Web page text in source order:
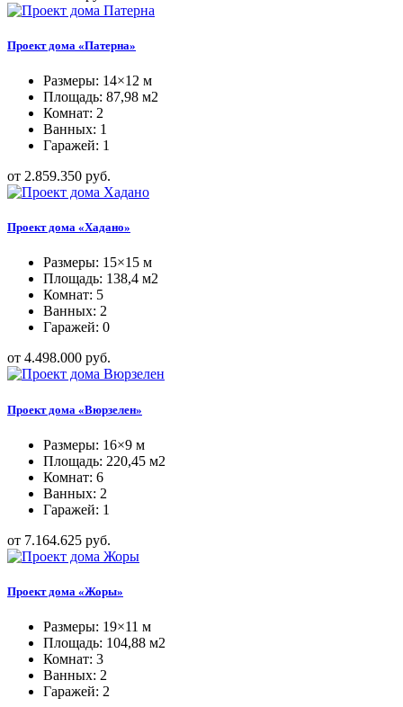
Проект дома «Патерна»
Размеры: 14×12 м
Площадь: 87,98 м2
Комнат: 2
Ванных: 1
Гаражей: 1
от 2.859.350 руб.
Проект дома «Хадано»
Размеры: 15×15 м
Площадь: 138,4 м2
Комнат: 5
Ванных: 2
Гаражей: 0
от 4.498.000 руб.
Проект дома «Вюрзелен»
Размеры: 16×9 м
Площадь: 220,45 м2
Комнат: 6
Ванных: 2
Гаражей: 1
от 7.164.625 руб.
Проект дома «Жоры»
Размеры: 19×11 м
Площадь: 104,88 м2
Комнат: 3
Ванных: 2
Гаражей: 2